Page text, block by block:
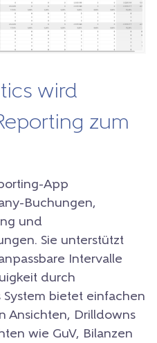
wird
zum
App
Buchungen,
und
Sie unterstützt
Intervalle
durch
System bietet einfachen
Ansichten, Drilldowns
wie GuV, Bilanzen